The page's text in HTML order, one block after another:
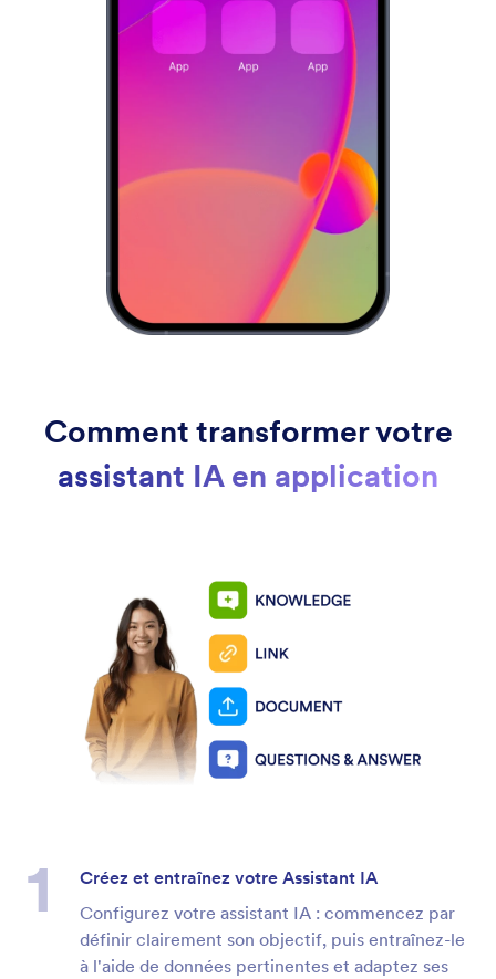
Comment transformer votre
assistant IA en application
Créez et entraînez votre Assistant IA
Configurez votre assistant IA : commencez par
définir clairement son objectif, puis entraînez-le
à l'aide de données pertinentes et adaptez ses